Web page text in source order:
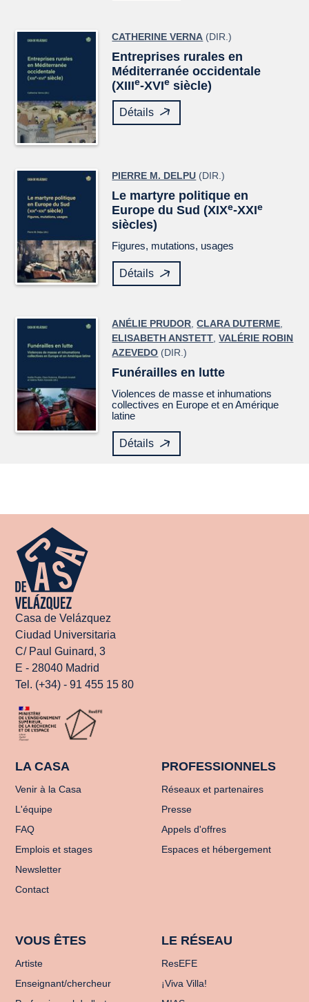
CATHERINE VERNA (DIR.)
Entreprises rurales en
Méditerranée occidentale
(XIIIe-XVIe siècle)
Détails
PIERRE M. DELPU (DIR.)
Le martyre politique en
Europe du Sud (XIXe-XXIe
siècles)
Figures, mutations, usages
Détails
ANÉLIE PRUDOR,CLARA DUTERME,
ELISABETH ANSTETT,VALÉRIE ROBIN
AZEVEDO (DIR.)
Funérailles en lutte
Violences de masse et inhumations
collectives en Europe et en Amérique
latine
Détails
Casa de Velázquez
Ciudad Universitaria
C/ Paul Guinard, 3
E - 28040 Madrid
Tel. (+34) - 91 455 15 80
LA CASA
Venir à la Casa
L'équipe
FAQ
Emplois et stages
Newsletter
Contact
PROFESSIONNELS
Réseaux et partenaires
Presse
Appels d'offres
Espaces et hébergement
VOUS ÊTES
Artiste
Enseignant/chercheur
LE RÉSEAU
ResEFE
¡Viva Villa!